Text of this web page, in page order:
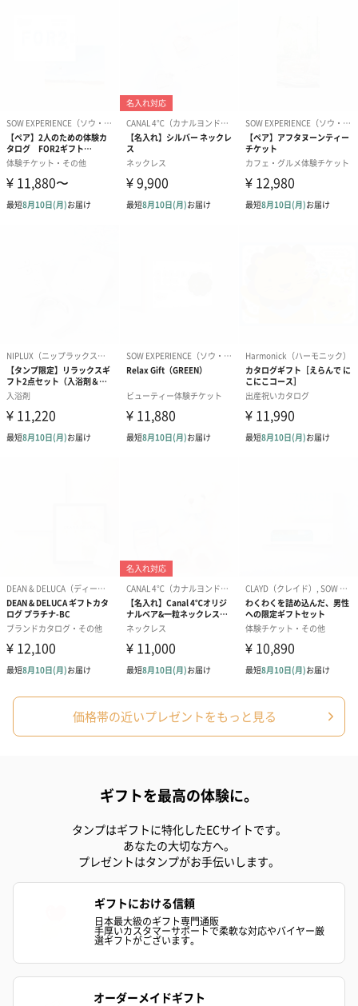
価格帯の近いプレゼントをもっと見る
ギフトを最高の体験に。
タンプはギフトに特化したECサイトです。
あなたの大切な方へ。
プレゼントはタンプがお手伝いします。
ギフトにおける信頼
日本最大級のギフト専門通販
手厚いカスタマーサポートで柔軟な対応やバイヤー厳
選ギフトがございます。
オーダーメイドギフト